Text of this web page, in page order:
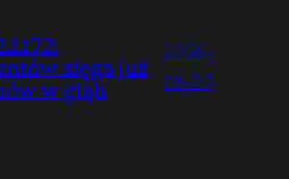
sięga już
w głąb
2026-
08-07